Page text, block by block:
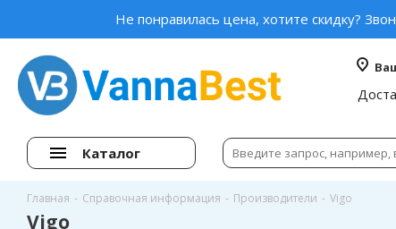
Не понравилась цена, хотите скидку?
Каталог
Главная - Справочная информация - Производители - Vigo
Vigo